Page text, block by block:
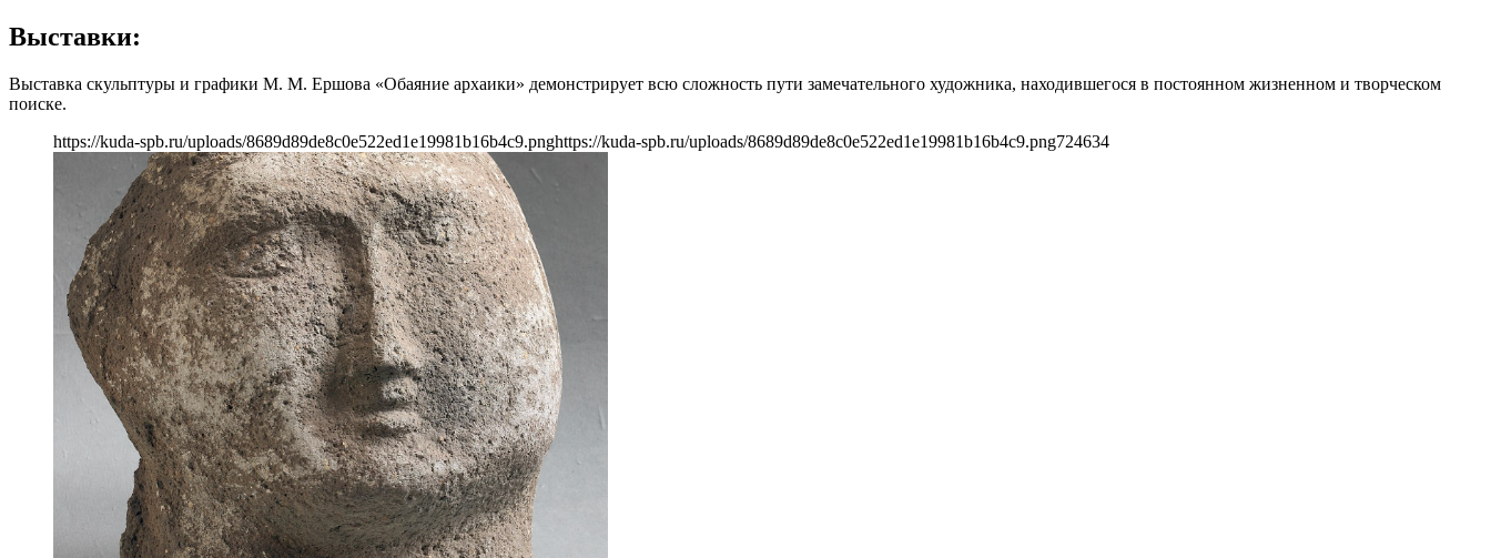
Выставки:
Выставка скульптуры и графики М. М. Ершова «Обаяние архаики» демонстрирует всю сложность пути замечательного художника, находившегося в постоянном жизненном и творческом
поиске.
https://kuda-spb.ru/uploads/8689d89de8c0e522ed1e19981b16b4c9.pnghttps://kuda-spb.ru/uploads/8689d89de8c0e522ed1e19981b16b4c9.png724634